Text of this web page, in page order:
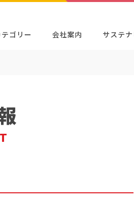
テゴリー 会社案内 サステナ